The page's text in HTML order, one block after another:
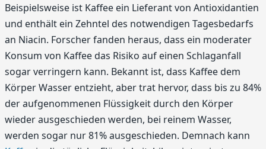
Beispielsweise ist Kaffee ein Lieferant von Antioxidantien
und enthält ein Zehntel des notwendigen Tagesbedarfs
an Niacin. Forscher fanden heraus, dass ein moderater
Konsum von Kaffee das Risiko auf einen Schlaganfall
sogar verringern kann. Bekannt ist, dass Kaffee dem
Körper Wasser entzieht, aber trat hervor, dass bis zu 84%
der aufgenommenen Flüssigkeit durch den Körper
wieder ausgeschieden werden, bei reinem Wasser,
werden sogar nur 81% ausgeschieden. Demnach kann